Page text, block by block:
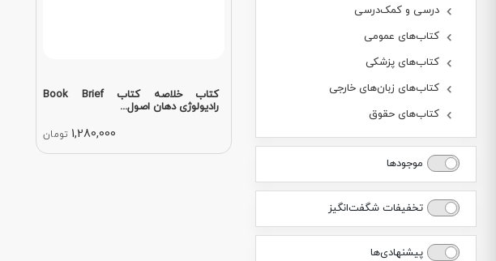
درسی و کمک‌درسی
کتاب‌های عمومی
کتاب‌های پزشکی
کتاب‌های زبان‌های خارجی
کتاب‌های حقوق
موجودها
تخفیفات شگفت‌انگیز
پیشنهادی‌ها
کتاب خلاصه کتاب Book Brief
رادیولوژی دهان اصول...
1,280,000 تومان